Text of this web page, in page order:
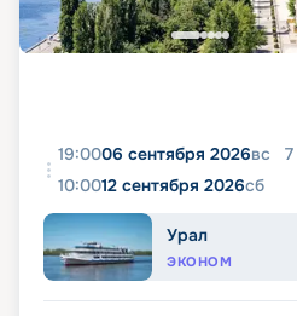
19:0006 сентября 2026вс 7
10:0012 сентября 2026сб
Урал
ЭКОНОМ